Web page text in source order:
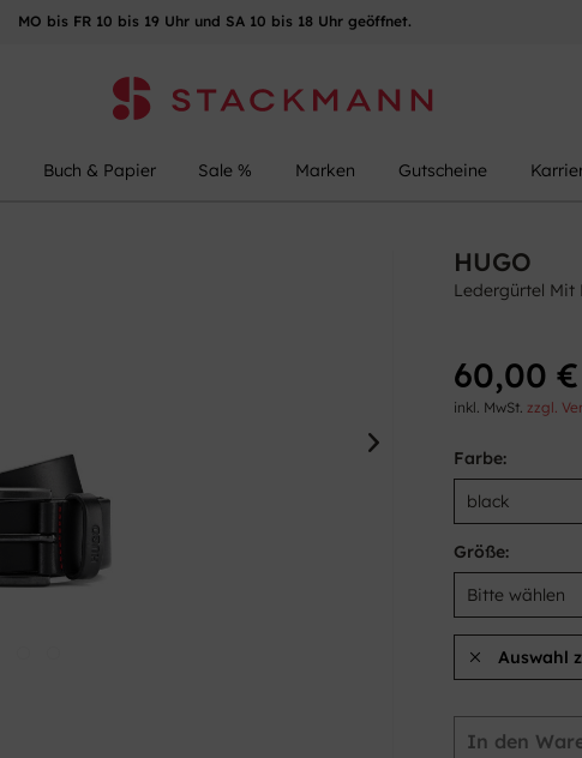
MO bis FR 10 bis 19 Uhr und SA 10 bis 18 Uhr geöffnet.
Buch & Papier Sale % Marken Gutscheine
HUGO
Ledergürtel Mit
60,00
inkl. MwSt.zzgl.
Farbe:
Größe:
Auswahl
In den